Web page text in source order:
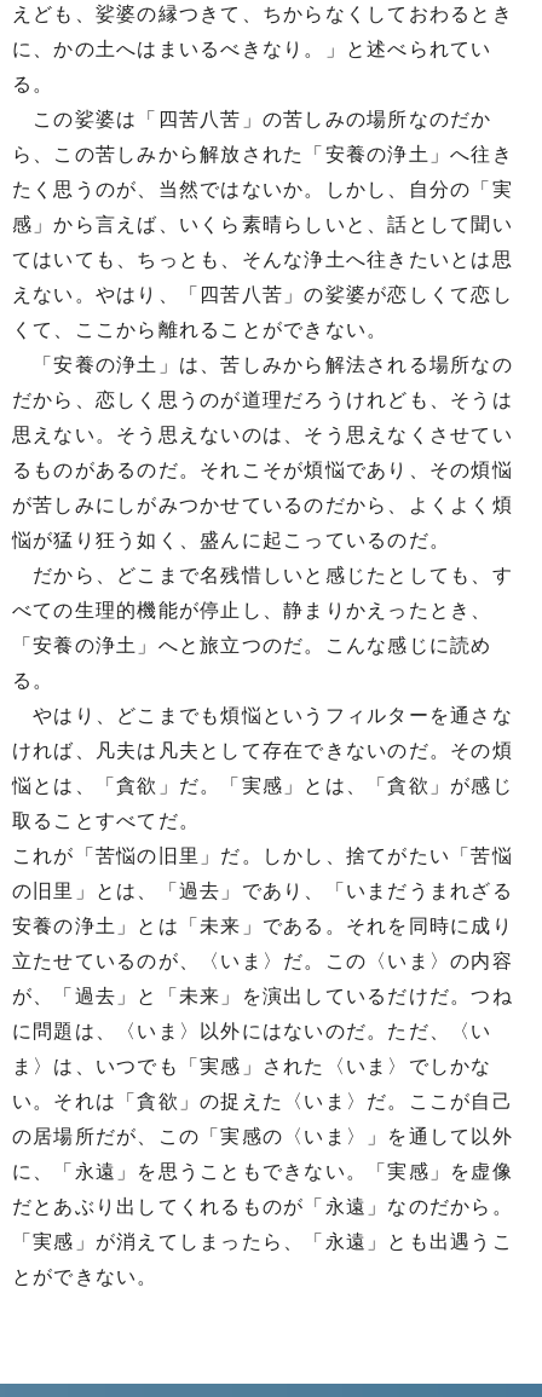
えども、娑婆の縁つきて、ちからなくしておわるとき
に、かの土へはまいるべきなり。」と述べられてい
る。
この娑婆は「四苦八苦」の苦しみの場所なのだか
ら、この苦しみから解放された「安養の浄土」へ往き
たく思うのが、当然ではないか。しかし、自分の「実
感」から言えば、いくら素晴らしいと、話として聞い
てはいても、ちっとも、そんな浄土へ往きたいとは思
えない。やはり、「四苦八苦」の娑婆が恋しくて恋し
くて、ここから離れることができない。
「安養の浄土」は、苦しみから解法される場所なの
だから、恋しく思うのが道理だろうけれども、そうは
思えない。そう思えないのは、そう思えなくさせてい
るものがあるのだ。それこそが煩悩であり、その煩悩
が苦しみにしがみつかせているのだから、よくよく煩
悩が猛り狂う如く、盛んに起こっているのだ。
だから、どこまで名残惜しいと感じたとしても、す
べての生理的機能が停止し、静まりかえったとき、
「安養の浄土」へと旅立つのだ。こんな感じに読め
る。
やはり、どこまでも煩悩というフィルターを通さな
ければ、凡夫は凡夫として存在できないのだ。その煩
悩とは、「貪欲」だ。「実感」とは、「貪欲」が感じ
取ることすべてだ。
これが「苦悩の旧里」だ。しかし、捨てがたい「苦悩
の旧里」とは、「過去」であり、「いまだうまれざる
安養の浄土」とは「未来」である。それを同時に成り
立たせているのが、〈いま〉だ。この〈いま〉の内容
が、「過去」と「未来」を演出しているだけだ。つね
に問題は、〈いま〉以外にはないのだ。ただ、〈い
ま〉は、いつでも「実感」された〈いま〉でしかな
い。それは「貪欲」の捉えた〈いま〉だ。ここが自己
の居場所だが、この「実感の〈いま〉」を通して以外
に、「永遠」を思うこともできない。「実感」を虚像
だとあぶり出してくれるものが「永遠」なのだから。
「実感」が消えてしまったら、「永遠」とも出遇うこ
とができない。